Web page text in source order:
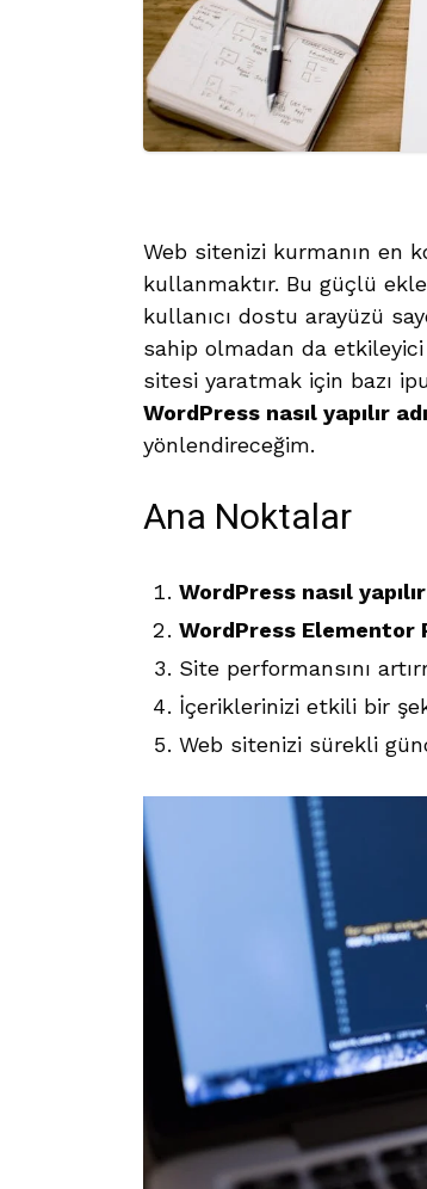
Web sitenizi kurmanın en
kullanmaktır. Bu güçlü
kullanıcı dostu arayüzü
sahip olmadan da etkileyici
sitesi yaratmak için bazı
WordPress nasıl yapılır
yönlendireceğim.
Ana Noktalar
WordPress nasıl
WordPress Elementor
Site performansını
İçeriklerinizi etkili bir
Web sitenizi sürekli